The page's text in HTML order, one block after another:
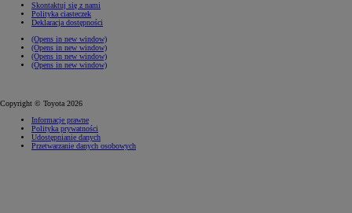
Skontaktuj się z nami
Polityka ciasteczek
Deklaracja dostępności
(Opens in new window)
(Opens in new window)
(Opens in new window)
(Opens in new window)
Copyright © Toyota 2026
Informacje prawne
Polityka prywatności
Udostępnianie danych
Przetwarzanie danych osobowych